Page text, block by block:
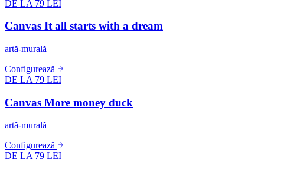
DE LA 79 LEI
Canvas It all starts with a dream
artă-murală
Configurează
DE LA 79 LEI
Canvas More money duck
artă-murală
Configurează
DE LA 79 LEI